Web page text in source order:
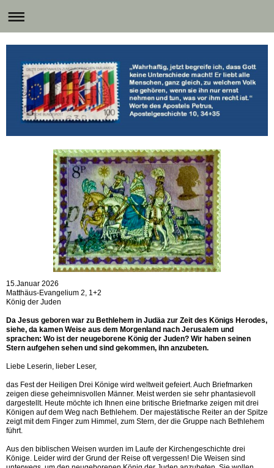
15.Januar 2026
Matthäus-Evangelium 2, 1+2
König der Juden
Da Jesus geboren war zu Bethlehem in Judäa zur Zeit des Königs Herodes,
siehe, da kamen Weise aus dem Morgenland nach Jerusalem und
sprachen: Wo ist der neugeborene König der Juden? Wir haben seinen
Stern aufgehen sehen und sind gekommen, ihn anzubeten.
Liebe Leserin, lieber Leser,
das Fest der Heiligen Drei Könige wird weltweit gefeiert. Auch Briefmarken
zeigen diese geheimnisvollen Männer. Meist werden sie sehr phantasievoll
dargestellt. Heute möchte ich Ihnen eine britische Briefmarke zeigen mit drei
Königen auf dem Weg nach Bethlehem. Der majestätische Reiter an der Spitze
zeigt mit dem Finger zum Himmel, zum Stern, der die Gruppe nach Bethlehem
führt.
Aus den biblischen Weisen wurden im Laufe der Kirchengeschichte drei
Könige. Leider wird der Grund der Reise oft vergessen! Die Weisen sind